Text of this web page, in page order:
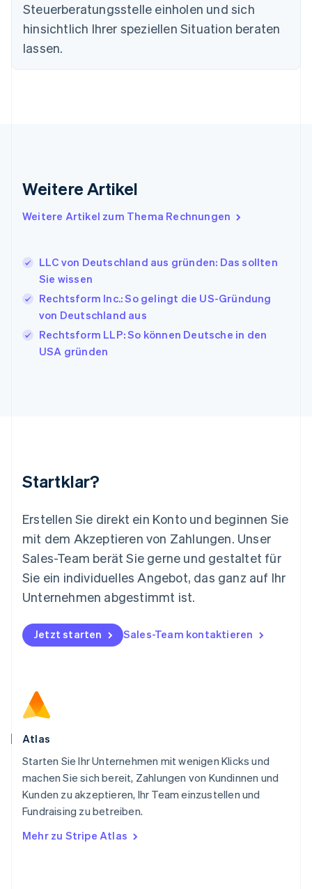
Steuerberatungsstelle einholen und sich
hinsichtlich Ihrer speziellen Situation beraten
lassen.
Weitere Artikel
Weitere Artikel zum Thema Rechnungen
LLC von Deutschland aus gründen: Das sollten
Sie wissen
Rechtsform Inc.: So gelingt die US-Gründung
von Deutschland aus
Rechtsform LLP: So können Deutsche in den
USA gründen
Startklar?
Erstellen Sie direkt ein Konto und beginnen Sie
mit dem Akzeptieren von Zahlungen. Unser
Sales-Team berät Sie gerne und gestaltet für
Sie ein individuelles Angebot, das ganz auf Ihr
Unternehmen abgestimmt ist.
Jetzt starten Sales-Team kontaktieren
Atlas
Starten Sie Ihr Unternehmen mit wenigen Klicks und
machen Sie sich bereit, Zahlungen von Kundinnen und
Kunden zu akzeptieren, Ihr Team einzustellen und
Fundraising zu betreiben.
Mehr zu Stripe Atlas
Festlandchina
简体中文English
Finnland
English
Frankreich
Irland
Italien
日本語 English
EnglishFrançais
Kroatien
EnglishItaliano
English
Liechtenstein
English
Español English
Neuseeland
English
Niederlande
Norwegen
English
DeutschEnglish
Polen
English
Schweden
Svenska
Deutsch FrançaisItalianoEnglish
Singapur
English简体中文
Slowakei
Slowenien